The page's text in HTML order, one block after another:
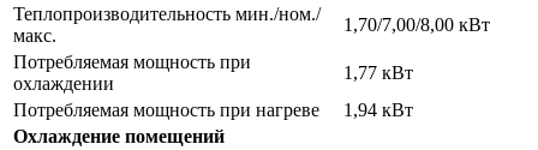
Теплопроизводительность мин./ном./
макс.
1,70/7,00/8,00 кВт
Потребляемая мощность при
охлаждении
1,77 кВт
Потребляемая мощность при нагреве
1,94 кВт
Охлаждение помещений